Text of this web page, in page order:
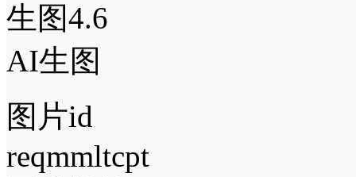
生图4.6
AI生图
图片id
reqmmltcpt